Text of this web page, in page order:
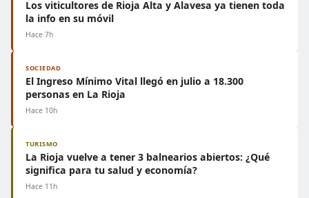
Los viticultores de Rioja Alta y Alavesa ya tienen toda
la info en su móvil
Hace 7h
SOCIEDAD
El Ingreso Mínimo Vital llegó en julio a 18.300
personas en La Rioja
Hace 10h
TURISMO
La Rioja vuelve a tener 3 balnearios abiertos: ¿Qué
significa para tu salud y economía?
Hace 11h